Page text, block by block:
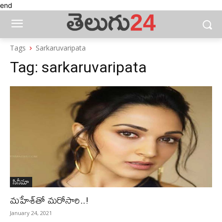
end
Tags Sarkaruvaripata
Tag: sarkaruvaripata
సినీమా
మహేశ్‌తో మరోసారి..!
January 24, 2021